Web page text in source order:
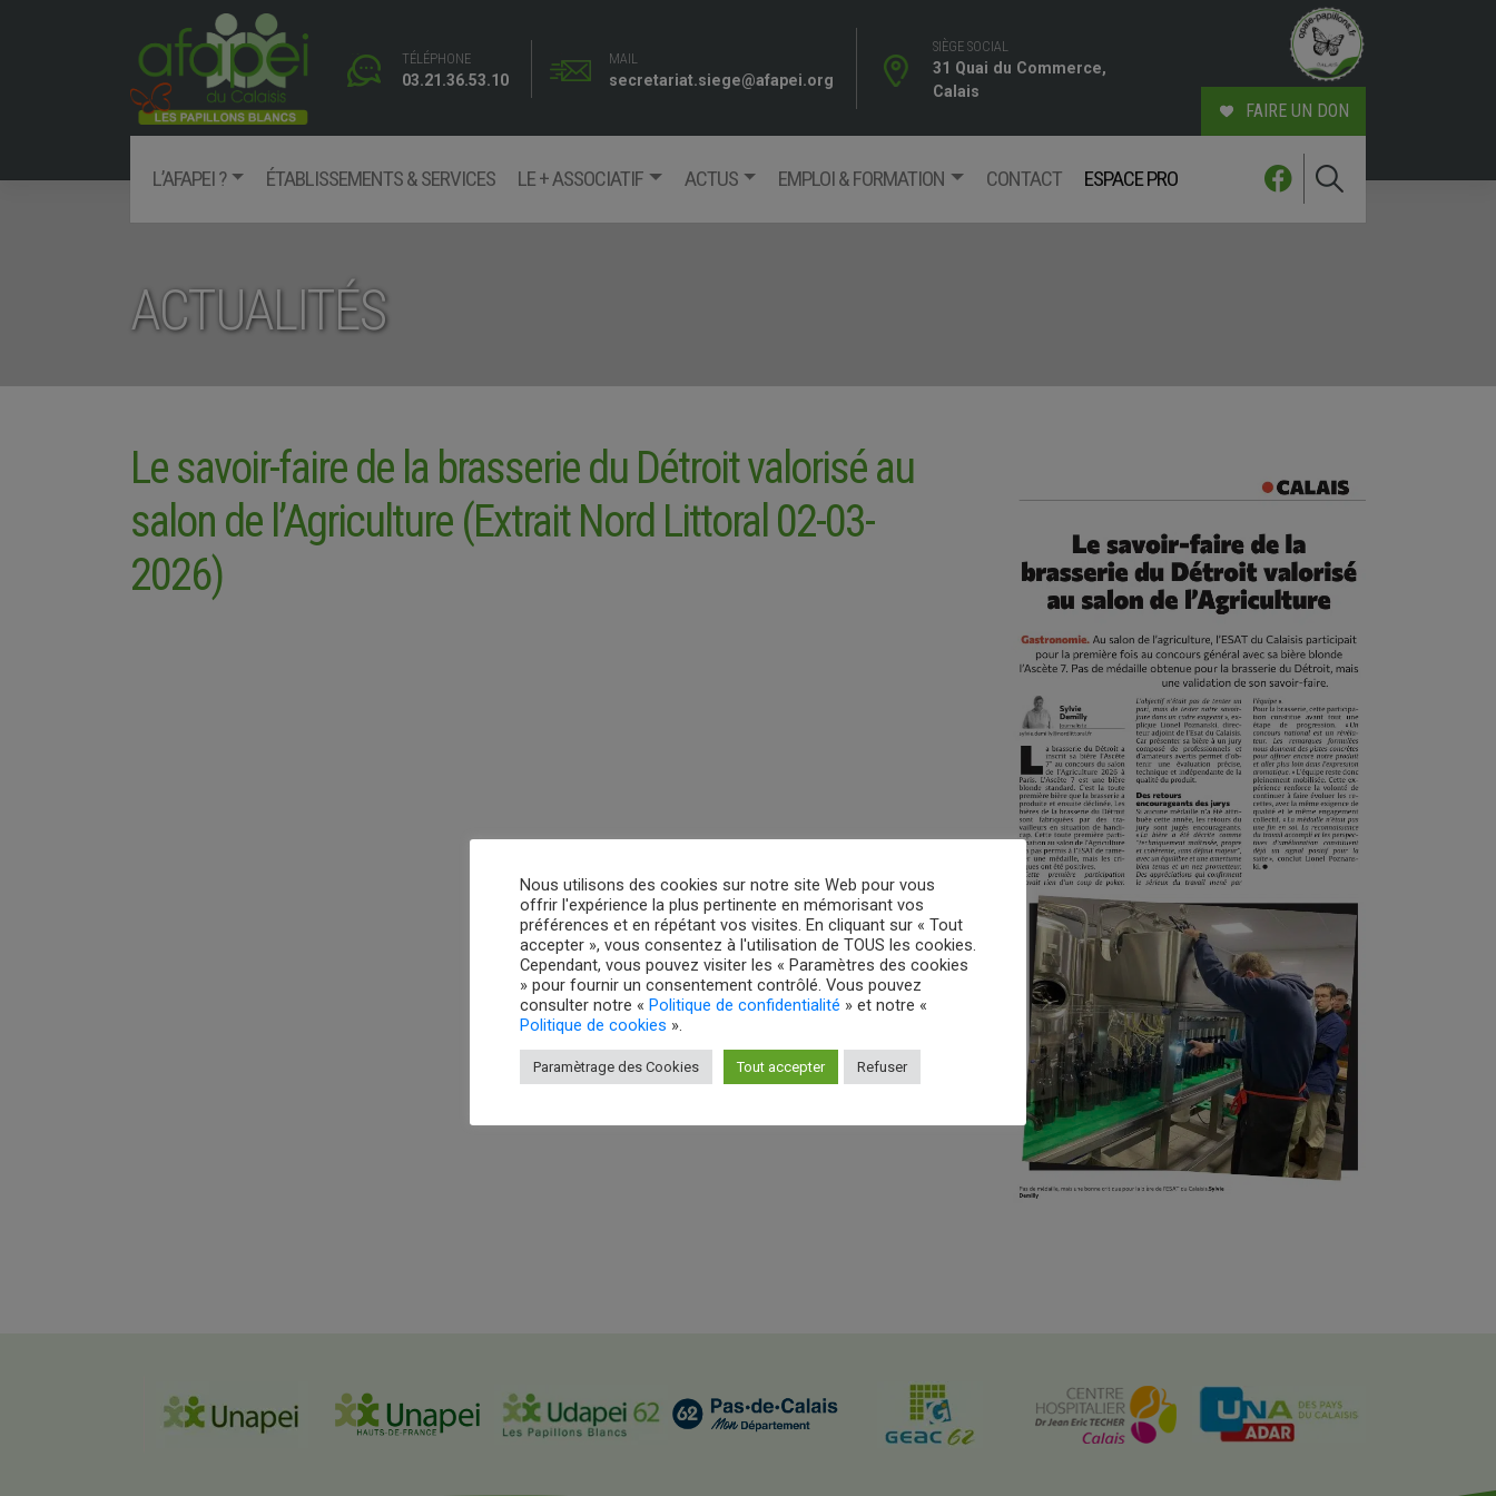
TÉLÉPHONE
03.21.36.53.10
MAIL
secretariat.siege@afapei.org
SIÈGE SOCIAL
31 Quai du Commerce,
Calais
FAIRE UN DON
L’AFAPEI ? ÉTABLISSEMENTS & SERVICES LE + ASSOCIATIF ACTUS EMPLOI & FORMATION CONTACT ESPACE PRO
Facebook
ACTUALITÉS
Le savoir-faire de la brasserie du Détroit valorisé au
salon de l’Agriculture (Extrait Nord Littoral 02-03-
2026)
Nous utilisons des cookies sur notre site Web pour vous
offrir l'expérience la plus pertinente en mémorisant vos
préférences et en répétant vos visites. En cliquant sur « Tout
accepter », vous consentez à l'utilisation de TOUS les cookies.
Cependant, vous pouvez visiter les « Paramètres des cookies
» pour fournir un consentement contrôlé. Vous pouvez
consulter notre « Politique de confidentialité » et notre «
Politique de cookies ».
Paramètrage des Cookies Tout accepter Refuser